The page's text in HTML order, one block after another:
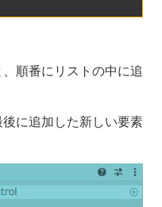
順番にリストの中に追
に追加した新しい要素